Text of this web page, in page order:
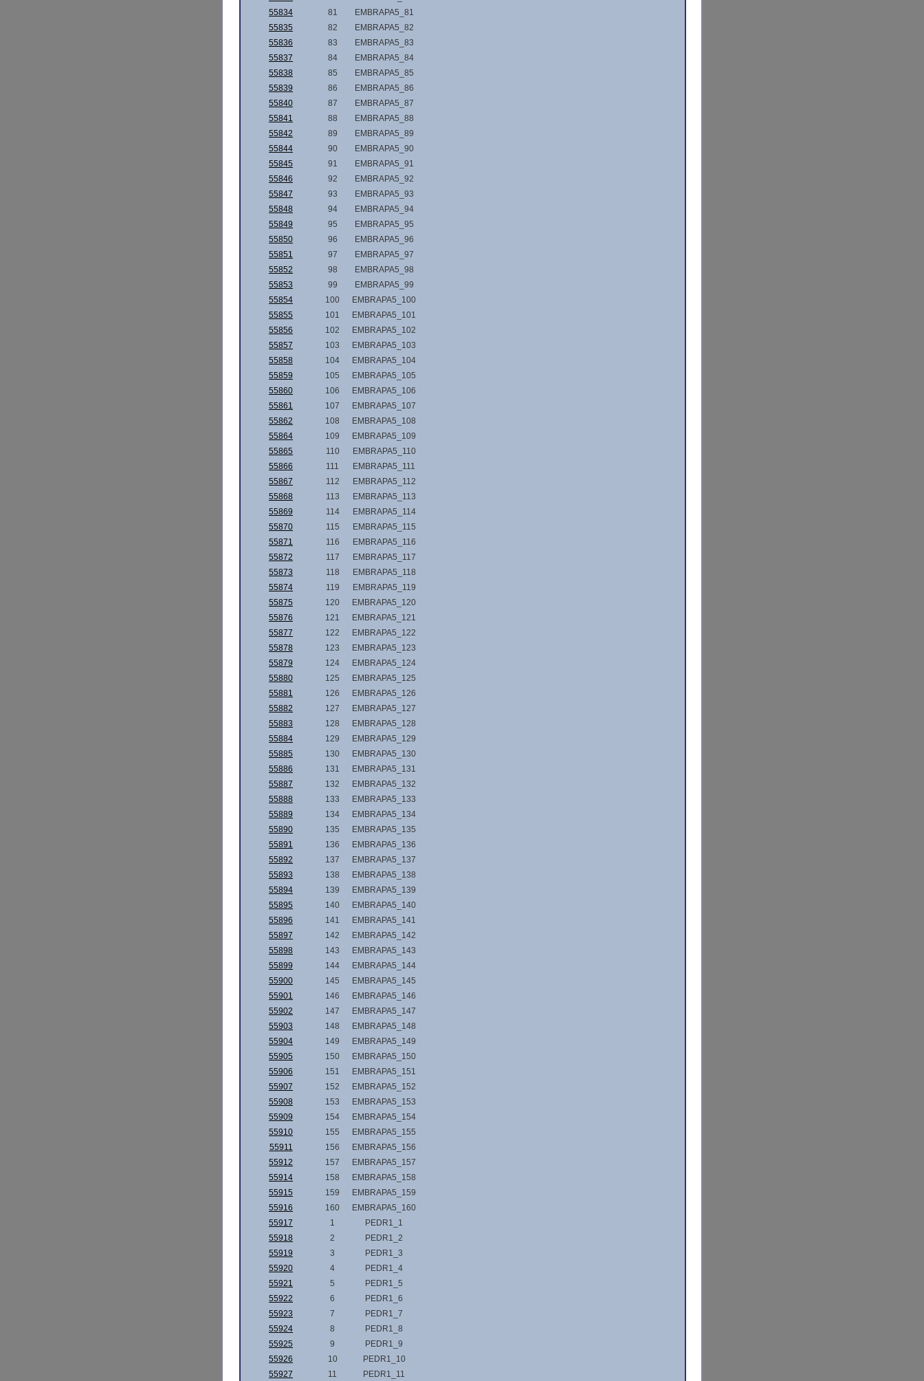
55834
81
EMBRAPA5_81
55835
82
EMBRAPA5_82
55836
83
EMBRAPA5_83
55837
84
EMBRAPA5_84
55838
85
EMBRAPA5_85
55839
86
EMBRAPA5_86
55840
87
EMBRAPA5_87
55841
88
EMBRAPA5_88
55842
89
EMBRAPA5_89
55844
90
EMBRAPA5_90
55845
91
EMBRAPA5_91
55846
92
EMBRAPA5_92
55847
93
EMBRAPA5_93
55848
94
EMBRAPA5_94
55849
95
EMBRAPA5_95
55850
96
EMBRAPA5_96
55851
97
EMBRAPA5_97
55852
98
EMBRAPA5_98
55853
99
EMBRAPA5_99
55854
100
EMBRAPA5_100
55855
101
EMBRAPA5_101
55856
102
EMBRAPA5_102
55857
103
EMBRAPA5_103
55858
104
EMBRAPA5_104
55859
105
EMBRAPA5_105
55860
106
EMBRAPA5_106
55861
107
EMBRAPA5_107
55862
108
EMBRAPA5_108
55864
109
EMBRAPA5_109
55865
110
EMBRAPA5_110
55866
111
EMBRAPA5_111
55867
112
EMBRAPA5_112
55868
113
EMBRAPA5_113
55869
114
EMBRAPA5_114
55870
115
EMBRAPA5_115
55871
116
EMBRAPA5_116
55872
117
EMBRAPA5_117
55873
118
EMBRAPA5_118
55874
119
EMBRAPA5_119
55875
120
EMBRAPA5_120
55876
121
EMBRAPA5_121
55877
122
EMBRAPA5_122
55878
123
EMBRAPA5_123
55879
124
EMBRAPA5_124
55880
125
EMBRAPA5_125
55881
126
EMBRAPA5_126
55882
127
EMBRAPA5_127
55883
128
EMBRAPA5_128
55884
129
EMBRAPA5_129
55885
130
EMBRAPA5_130
55886
131
EMBRAPA5_131
55887
132
EMBRAPA5_132
55888
133
EMBRAPA5_133
55889
134
EMBRAPA5_134
55890
135
EMBRAPA5_135
55891
136
EMBRAPA5_136
55892
137
EMBRAPA5_137
55893
138
EMBRAPA5_138
55894
139
EMBRAPA5_139
55895
140
EMBRAPA5_140
55896
141
EMBRAPA5_141
55897
142
EMBRAPA5_142
55898
143
EMBRAPA5_143
55899
144
EMBRAPA5_144
55900
145
EMBRAPA5_145
55901
146
EMBRAPA5_146
55902
147
EMBRAPA5_147
55903
148
EMBRAPA5_148
55904
149
EMBRAPA5_149
55905
150
EMBRAPA5_150
55906
151
EMBRAPA5_151
55907
152
EMBRAPA5_152
55908
153
EMBRAPA5_153
55909
154
EMBRAPA5_154
55910
155
EMBRAPA5_155
55911
156
EMBRAPA5_156
55912
157
EMBRAPA5_157
55914
158
EMBRAPA5_158
55915
159
EMBRAPA5_159
55916
160
EMBRAPA5_160
55917
1
PEDR1_1
55918
2
PEDR1_2
55919
3
PEDR1_3
55920
4
PEDR1_4
55921
5
PEDR1_5
55922
6
PEDR1_6
55923
7
PEDR1_7
55924
8
PEDR1_8
55925
9
PEDR1_9
55926
10
PEDR1_10
55927
11 PEDR1_11